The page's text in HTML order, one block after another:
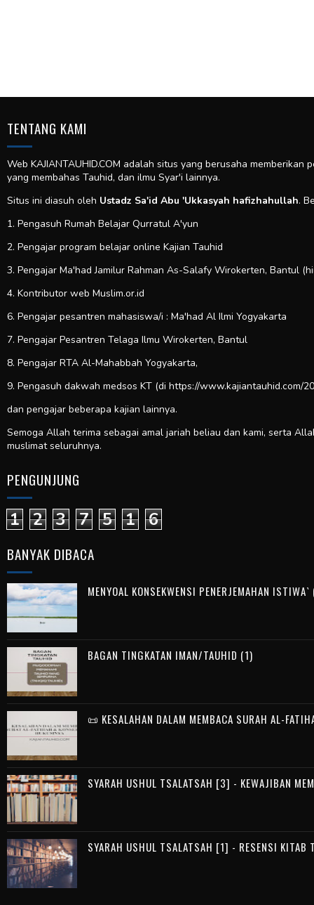
TENTANG KAMI
Web KAJIANTAUHID.COM adalah situs yang berusaha
yang membahas Tauhid, dan ilmu Syar'i lainnya.
Situs ini diasuh oleh Ustadz Sa'id Abu 'Ukkasyah hafizhahullah.
1. Pengasuh Rumah Belajar Qurratul A'yun
2. Pengajar program belajar online Kajian Tauhid
3. Pengajar Ma'had Jamilur Rahman As-Salafy Wirokerten, Bantul
4. Kontributor web Muslim.or.id
6. Pengajar pesantren mahasiswa/i : Ma'had Al Ilmi Yogyakarta
7. Pengajar Pesantren Telaga Ilmu Wirokerten, Bantul
8. Pengajar RTA Al-Mahabbah Yogyakarta,
9. Pengasuh dakwah medsos KT (di https://www.kajiantauhid.com/
dan pengajar beberapa kajian lainnya.
Semoga Allah terima sebagai amal jariah beliau dan kami, serta
muslimat seluruhnya.
PENGUNJUNG
1 2 3 7 5 1 6
BANYAK DIBACA
MENYOAL KONSEKWENSI PENERJEMAHAN
BAGAN TINGKATAN IMAN/TAUHID (1)
📜 KESALAHAN DALAM MEMBACA SURAH AL-
SYARAH USHUL TSALATSAH [3] - KEWAJIBAN
SYARAH USHUL TSALATSAH [1] - RESENSI KITAB